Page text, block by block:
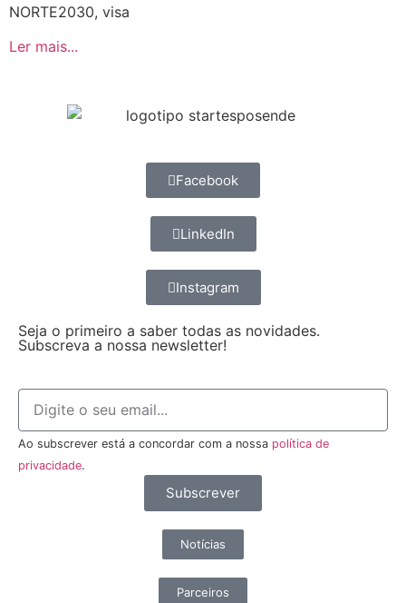
NORTE2030, visa
Ler mais...
Facebook
LinkedIn
Instagram
Seja o primeiro a saber todas as novidades.
Subscreva a nossa newsletter!
Ao subscrever está a concordar com a nossa política de
privacidade.
Subscrever
Notícias
Parceiros